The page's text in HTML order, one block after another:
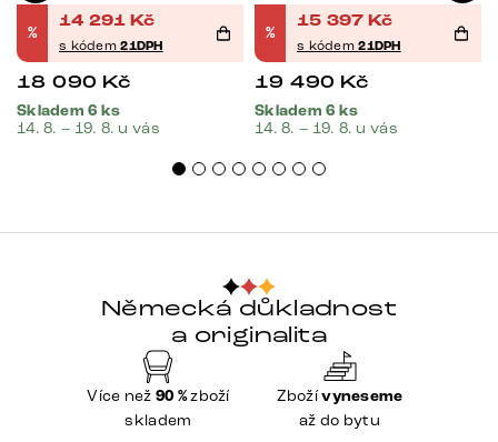
%
14 291 Kč
s kódem21DPH
18 090 Kč
Skladem 6 ks
14. 8. – 19. 8. u vás
%
15 397 Kč
s kódem21DPH
19 490 Kč
Skladem 6 ks
14. 8. – 19. 8. u vás
Německá důkladnost
a originalita
Více než 90 %zboží
skladem
Zbožívyneseme
až do bytu